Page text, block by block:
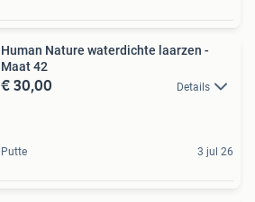
Human Nature waterdichte laarzen -
Maat 42
€ 30,00 Details
Putte 3 jul 26